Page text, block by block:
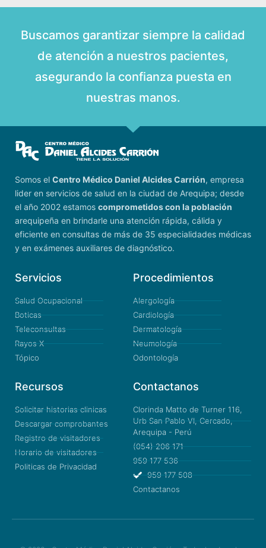
Buscamos garantizar siempre la calidad
de atención a nuestros pacientes,
asegurando la confianza puesta en
nuestras manos.
Somos el Centro Médico Daniel Alcides Carrión, empresa
lider en servicios de salud en la ciudad de Arequipa; desde
el año 2002 estamos comprometidos con la población
arequipeña en brindarle una atención rápida, cálida y
eficiente en consultas de más de 35 especialidades médicas
y en exámenes auxiliares de diagnóstico.
Servicios
Salud Ocupacional
Boticas
Teleconsultas
Rayos X
Tópico
Procedimientos
Alergología
Cardiología
Dermatología
Neumología
Odontología
Recursos
Solicitar historias clinicas
Descargar comprobantes
Registro de visitadores
Horario de visitadores
Politicas de Privacidad
Contactanos
Clorinda Matto de Turner 116,
Urb San Pablo VI, Cercado,
Arequipa - Perú
(054) 206 171
959 177 536
959 177 508
Contactanos